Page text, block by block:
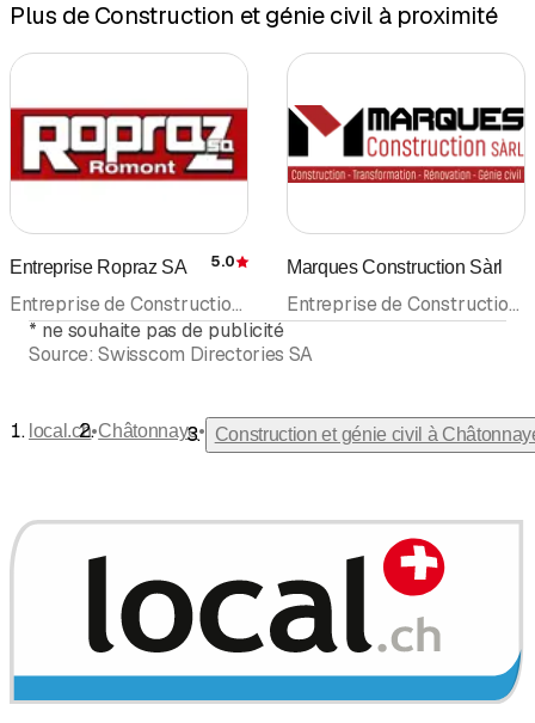
Plus de Construction et génie civil à proximité
Entreprise Ropraz SA Évaluation
5.0
Entreprise de Construction • Construction et génie civil • Maçonnerie • Terrassement et fouilles entreprises de • Entreprise générale
Marques Construction Sàrl
Entreprise de Construction • Rénovation • Construction et génie civil
* ne souhaite pas de publicité
Source: Swisscom Directories SA
local.ch•Châtonnaye• Construction et génie civil à